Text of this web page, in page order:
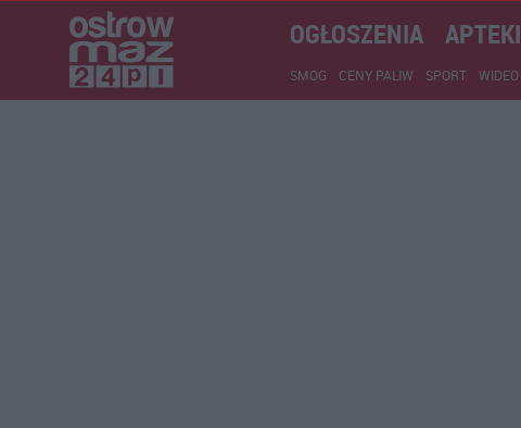
OGŁOSZENIA APTEKI
SMOG CENY PALIW SPORT WIDEO